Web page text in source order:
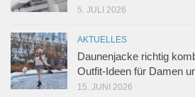
5. JULI 2026
AKTUELLES
Daunenjacke richtig
Outfit-Ideen für Damen
15. JUNI 2026